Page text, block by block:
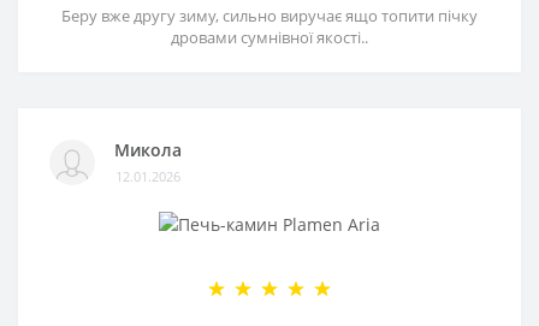
Беру вже другу зиму, сильно виручає ящо топити пічку
дровами сумнівної якості..
Микола
12.01.2026